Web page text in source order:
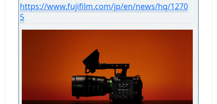
https://www.fujifilm.com/jp/en/news/hq/1270
5